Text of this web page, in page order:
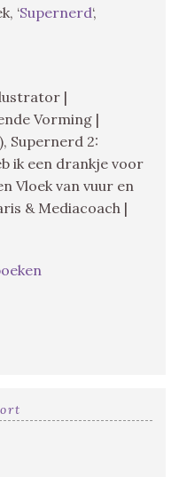
‘Supernerd‘,
|
Vorming |
Supernerd 2:
ik een drankje voor
Vloek van vuur en
& Mediacoach |